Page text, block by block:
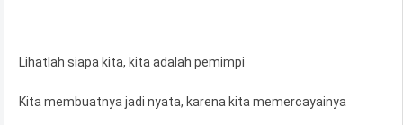
Lihatlah siapa kita, kita adalah pemimpi
Kita membuatnya jadi nyata, karena kita memercayainya